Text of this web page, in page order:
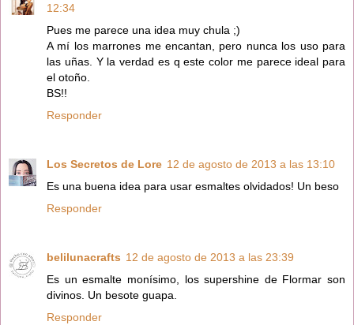
12:34
Pues me parece una idea muy chula ;)
A mí los marrones me encantan, pero nunca los uso para
las uñas. Y la verdad es q este color me parece ideal para
el otoño.
BS!!
Responder
Los Secretos de Lore 12 de agosto de 2013 a las 13:10
Es una buena idea para usar esmaltes olvidados! Un beso
Responder
belilunacrafts 12 de agosto de 2013 a las 23:39
Es un esmalte monísimo, los supershine de Flormar son
divinos. Un besote guapa.
Responder